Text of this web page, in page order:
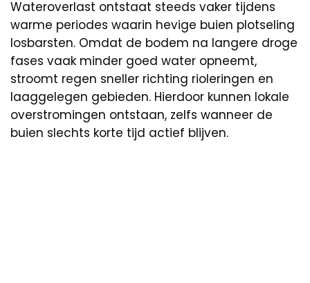
Wateroverlast ontstaat steeds vaker tijdens
warme periodes waarin hevige buien plotseling
losbarsten. Omdat de bodem na langere droge
fases vaak minder goed water opneemt,
stroomt regen sneller richting rioleringen en
laaggelegen gebieden. Hierdoor kunnen lokale
overstromingen ontstaan, zelfs wanneer de
buien slechts korte tijd actief blijven.